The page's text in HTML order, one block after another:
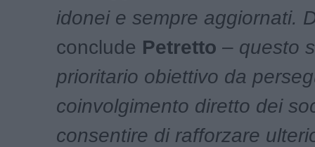
idonei e sempre aggiornati.
conclude Petretto – questo
prioritario obiettivo da
coinvolgimento diretto dei
consentire di rafforzare